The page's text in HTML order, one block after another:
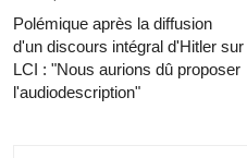
Polémique après la diffusion
d'un discours intégral d'Hitler sur
LCI : "Nous aurions dû proposer
l'audiodescription"